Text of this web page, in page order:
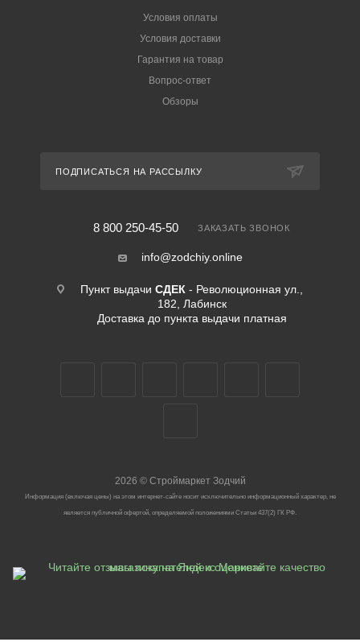
Условия оплаты
Условия доставки
Гарантия на товар
Вопрос-ответ
Обзоры
ПОДПИСАТЬСЯ НА РАССЫЛКУ
8 800 250-45-50 ЗАКАЗАТЬ ЗВОНОК
info@zodchiy.online
Пункт выдачи СДЕК - Революционная ул.,
182, Лабинск
Доставка до пункта выдачи платная
2026 ©Строймаркет Зодчий
Информация (включая цены) на этом интернет-сайте носит исключительно информационный характер, не
является публичной офертой, определяемой положениями Статьи 437(2) ГК РФ.